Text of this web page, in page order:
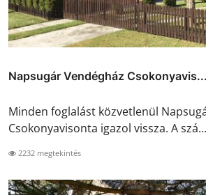
Napsugár Vendégház Csokonyavis...
Minden foglalást közvetlenül
Csokonyavisonta igazol vissza. A szá...
2232 megtekintés